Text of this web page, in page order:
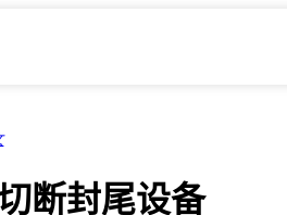
断封尾设备